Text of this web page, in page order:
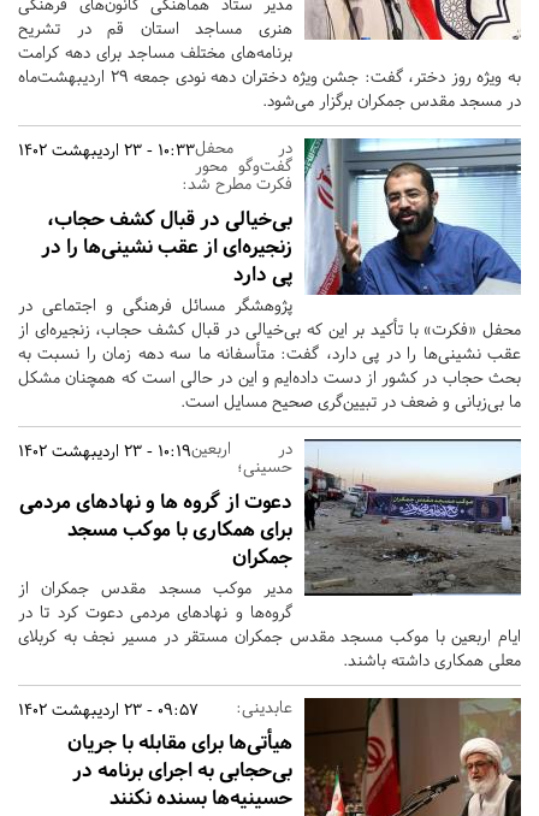
هنری مساجد استان قم در تشریح
برنامه‌های مختلف مساجد برای دهه کرامت
به ویژه روز دختر، گفت: جشن ویژه دختران دهه نودی جمعه 29 اردیبهشت‌ماه
در مسجد مقدس جمکران برگزار می‌شود.
10:33 - 23 اردیبهشت 1402در محفل
گفت‌وگو محور
فکرت مطرح شد:
بی‌خیالی در قبال کشف حجاب،
زنجیره‌ای از عقب نشینی‌ها را در
پی دارد
پژوهشگر مسائل فرهنگی و اجتماعی در
محفل «فکرت» با تأکید بر این که بی‌خیالی در قبال کشف حجاب، زنجیره‌ای از
عقب نشینی‌ها را در پی دارد، گفت: متأسفانه ما سه دهه زمان را نسبت به
بحث حجاب در کشور از دست داده‌ایم و این در حالی است که همچنان مشکل
ما بی‌زبانی و ضعف در تبیین‌گری صحیح مسایل است.
10:19 - 23 اردیبهشت 1402در اربعین
حسینی؛
دعوت از گروه ها و نهادهای مردمی
برای همکاری با موکب مسجد
جمکران
مدیر موکب مسجد مقدس جمکران از
گروه‌ها و نهادهای مردمی دعوت کرد تا در
ایام اربعین با موکب مسجد مقدس جمکران مستقر در مسیر نجف به کربلای
معلی همکاری داشته باشند.
09:57 - 23 اردیبهشت 1402 عابدینی:
هیأتی‌ها برای مقابله با جریان
بی‌حجابی به اجرای برنامه در
حسینیه‌ها بسنده نکنند